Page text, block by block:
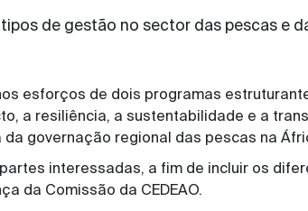
de gestão no sector das pescas e
esforços de dois programas
a resiliência, a sustentabilidade e a
da governação regional das pescas na
interessadas, a fim de incluir os
da Comissão da CEDEAO.